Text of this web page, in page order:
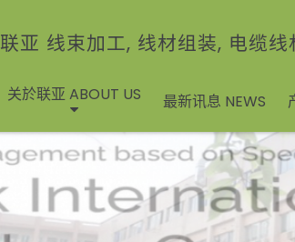
联亚 线束加工, 线材组装, 电缆
关於联亚 ABOUT US 最新讯息 NEWS